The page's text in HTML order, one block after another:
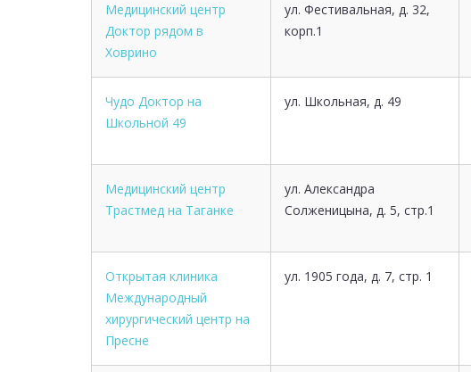
Медицинский центр
Доктор рядом в
Ховрино
ул. Фестивальная, д. 32,
корп.1
Чудо Доктор на
Школьной 49
ул. Школьная, д. 49
Медицинский центр
Трастмед на Таганке
ул. Александра
Солженицына, д. 5, стр.1
Открытая клиника
Международный
хирургический центр на
Пресне
ул. 1905 года, д. 7, стр. 1